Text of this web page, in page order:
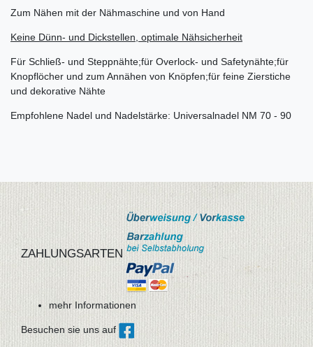
Zum Nähen mit der Nähmaschine und von Hand
Keine Dünn- und Dickstellen, optimale Nähsicherheit
Für Schließ- und Steppnähte;für Overlock- und Safetynähte;für
Knopflöcher und zum Annähen von Knöpfen;für feine Zierstiche
und dekorative Nähte
Empfohlene Nadel und Nadelstärke: Universalnadel NM 70 - 90
ZAHLUNGSARTEN
mehr Informationen
Besuchen sie uns auf